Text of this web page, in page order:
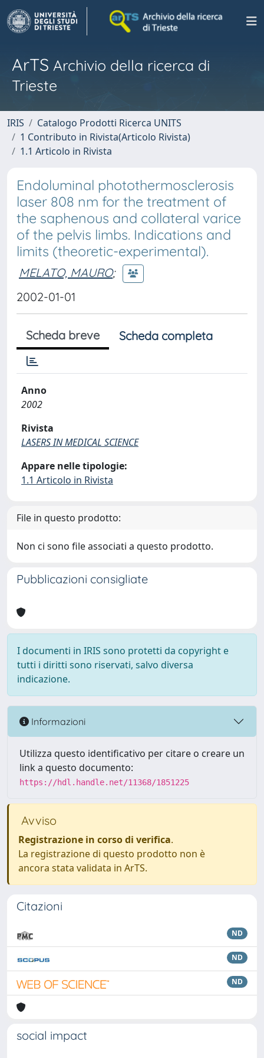
ArTS Archivio della ricerca di
Trieste
IRIS
Catalogo Prodotti Ricerca UNITS
1 Contributo in Rivista(Articolo Rivista)
1.1 Articolo in Rivista
Endoluminal photothermosclerosis
laser 808 nm for the treatment of
the saphenous and collateral varice
of the pelvis limbs. Indications and
limits (theoretic-experimental).
MELATO, MAURO;
2002-01-01
Scheda breve Scheda completa
Anno
2002
Rivista
LASERS IN MEDICAL SCIENCE
Appare nelle tipologie:
1.1 Articolo in Rivista
File in questo prodotto:
Non ci sono file associati a questo prodotto.
Pubblicazioni consigliate
I documenti in IRIS sono protetti da copyright e
tutti i diritti sono riservati, salvo diversa
indicazione.
Informazioni
Utilizza questo identificativo per citare o creare un
link a questo documento:
https://hdl.handle.net/11368/1851225
Avviso
Registrazione in corso di verifica.
La registrazione di questo prodotto non è
ancora stata validata in ArTS.
Citazioni
ND
ND
ND
social impact